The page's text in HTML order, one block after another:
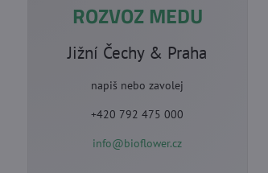
ROZVOZ MEDU
Jižní Čechy & Praha
napiš nebo zavolej
+420 792 475 000
info@bioflower.cz